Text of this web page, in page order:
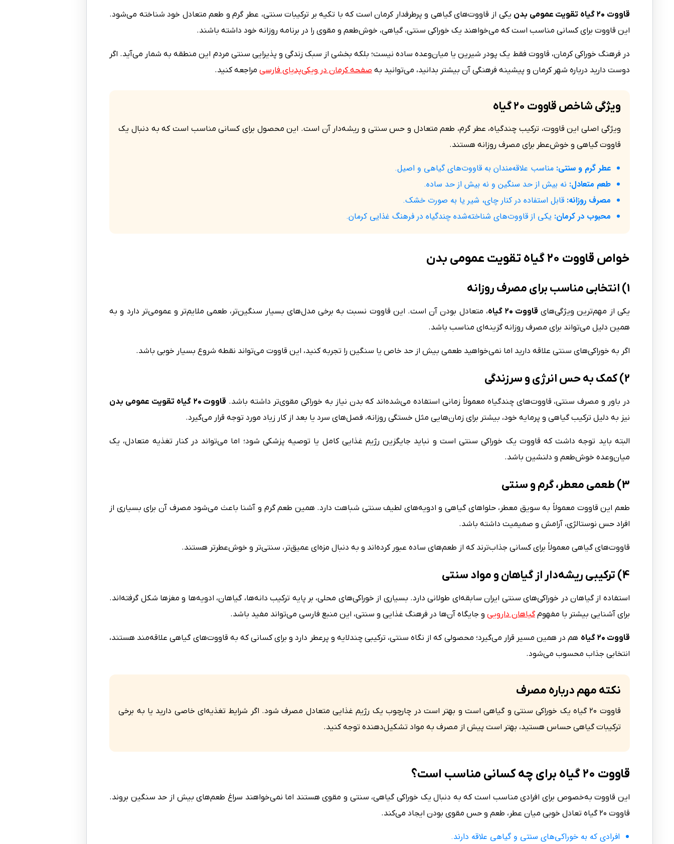
قاووت ۲۰ گیاه تقویت عمومی بدن
یکی از قاووت‌های گیاهی و پرطرفدار کرمان است که با تکیه بر ترکیبات سنتی، عطر گرم و طعم متعادل خود شناخته می‌شود.
این قاووت برای کسانی مناسب است که می‌خواهند یک خوراکی سنتی، گیاهی، خوش‌طعم و مقوی را در برنامه روزانه خود داشته باشند.
در فرهنگ خوراکی کرمان، قاووت فقط یک پودر شیرین یا میان‌وعده ساده نیست؛ بلکه بخشی از سبک زندگی و پذیرایی سنتی مردم این منطقه به شمار می‌آید. اگر
دوست دارید درباره شهر کرمان و پیشینه فرهنگی آن بیشتر بدانید، می‌توانید به صفحه کرمان در ویکی‌پدیای فارسی مراجعه کنید.
ویژگی شاخص قاووت ۲۰ گیاه
ویژگی اصلی این قاووت، ترکیب چندگیاه، عطر گرم، طعم متعادل و حس سنتی و ریشه‌دار آن است. این محصول برای کسانی مناسب است که به دنبال یک
قاووت گیاهی و خوش‌عطر برای مصرف روزانه هستند.
عطر گرم و سنتی: مناسب علاقه‌مندان به قاووت‌های گیاهی و اصیل.
طعم متعادل: نه بیش از حد سنگین و نه بیش از حد ساده.
مصرف روزانه: قابل استفاده در کنار چای، شیر یا به صورت خشک.
محبوب در کرمان: یکی از قاووت‌های شناخته‌شده چندگیاه در فرهنگ غذایی کرمان.
خواص قاووت ۲۰ گیاه تقویت عمومی بدن
1) انتخابی مناسب برای مصرف روزانه
یکی از مهم‌ترین ویژگی‌های قاووت ۲۰ گیاه
، متعادل بودن آن است. این قاووت نسبت به برخی مدل‌های بسیار سنگین‌تر، طعمی ملایم‌تر و عمومی‌تر دارد و به
همین دلیل می‌تواند برای مصرف روزانه گزینه‌ای مناسب باشد.
اگر به خوراکی‌های سنتی علاقه دارید اما نمی‌خواهید طعمی بیش از حد خاص یا سنگین را تجربه کنید، این قاووت می‌تواند نقطه شروع بسیار خوبی باشد.
2) کمک به حس انرژی و سرزندگی
در باور و مصرف سنتی، قاووت‌های چندگیاه معمولاً زمانی استفاده می‌شده‌اند که بدن نیاز به خوراکی مقوی‌تر داشته باشد. قاووت ۲۰ گیاه تقویت عمومی بدن
نیز به دلیل ترکیب گیاهی و پرمایه خود، بیشتر برای زمان‌هایی مثل خستگی روزانه، فصل‌های سرد یا بعد از کار زیاد مورد توجه قرار می‌گیرد.
البته باید توجه داشت که قاووت یک خوراکی سنتی است و نباید جایگزین رژیم غذایی کامل یا توصیه پزشکی شود؛ اما می‌تواند در کنار تغذیه متعادل، یک
میان‌وعده خوش‌طعم و دلنشین باشد.
3) طعمی معطر، گرم و سنتی
طعم این قاووت معمولاً به سویق معطر، حلواهای گیاهی و ادویه‌های لطیف سنتی شباهت دارد. همین طعم گرم و آشنا باعث می‌شود مصرف آن برای بسیاری از
افراد حس نوستالژی، آرامش و صمیمیت داشته باشد.
قاووت‌های گیاهی معمولاً برای کسانی جذاب‌ترند که از طعم‌های ساده عبور کرده‌اند و به دنبال مزه‌ای عمیق‌تر، سنتی‌تر و خوش‌عطرتر هستند.
4) ترکیبی ریشه‌دار از گیاهان و مواد سنتی
استفاده از گیاهان در خوراکی‌های سنتی ایران سابقه‌ای طولانی دارد. بسیاری از خوراکی‌های محلی، بر پایه ترکیب دانه‌ها، گیاهان، ادویه‌ها و مغزها شکل گرفته‌اند.
برای آشنایی بیشتر با مفهومگیاهان دارویی و جایگاه آن‌ها در فرهنگ غذایی و سنتی، این منبع فارسی می‌تواند مفید باشد.
قاووت ۲۰ گیاه
هم در همین مسیر قرار می‌گیرد؛ محصولی که از نگاه سنتی، ترکیبی چندلایه و پرعطر دارد و برای کسانی که به قاووت‌های گیاهی علاقه‌مند هستند،
انتخابی جذاب محسوب می‌شود.
نکته مهم درباره مصرف
قاووت ۲۰ گیاه یک خوراکی سنتی و گیاهی است و بهتر است در چارچوب یک رژیم غذایی متعادل مصرف شود. اگر شرایط تغذیه‌ای خاصی دارید یا به برخی
ترکیبات گیاهی حساس هستید، بهتر است پیش از مصرف به مواد تشکیل‌دهنده توجه کنید.
قاووت ۲۰ گیاه برای چه کسانی مناسب است؟
این قاووت به‌خصوص برای افرادی مناسب است که به دنبال یک خوراکی گیاهی، سنتی و مقوی هستند اما نمی‌خواهند سراغ طعم‌های بیش از حد سنگین بروند.
قاووت ۲۰ گیاه تعادل خوبی میان عطر، طعم و حس مقوی بودن ایجاد می‌کند.
افرادی که به خوراکی‌های سنتی و گیاهی علاقه دارند.